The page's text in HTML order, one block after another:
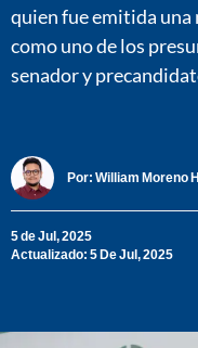
quien fue emitida
como uno de los
senador y
Por: William Moreno
5 de Jul, 2025
Actualizado: 5 De Jul, 2025